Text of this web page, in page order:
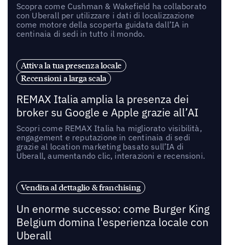
Scopra come Cushman & Wakefield ha collaborato
con Uberall per utilizzare i dati di localizzazione
come motore della scoperta guidata dall’IA in
centinaia di sedi in tutto il mondo.
Attiva la tua presenza locale
Recensioni a larga scala
REMAX Italia amplia la presenza dei
broker su Google e Apple grazie all’AI
Scopri come REMAX Italia ha migliorato visibilità,
engagement e reputazione in centinaia di sedi
grazie al location marketing basato sull’IA di
Uberall, aumentando clic, interazioni e recensioni.
Vendita al dettaglio & franchising
Un enorme successo: come Burger King
Belgium domina l'esperienza locale con
Uberall